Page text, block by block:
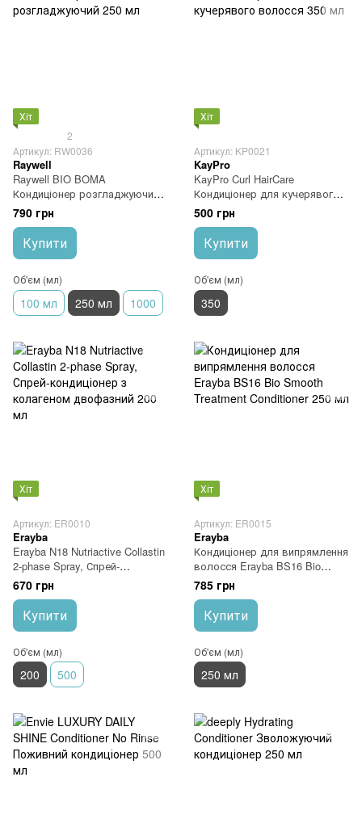
Хіт
2
Артикул: RW0036
Raywell
Raywell BIO BOMA
Кондиціонер розгладжуючий
250 мл
790 грн
Купити
Об'єм (мл)
100 мл 250 мл 1000
Хіт
Артикул: KP0021
KayPro
KayPro Curl HairCare
Кондиціонер для кучерявого
волосся 350 мл
500 грн
Купити
Об'єм (мл)
350
Хіт
Артикул: ER0010
Erayba
Erayba N18 Nutriactive Collastin
2-phase Spray, Спрей-
кондиціонер з колагеном
двофазний 200 мл
670 грн
Купити
Об'єм (мл)
200 500
Хіт
Артикул: ER0015
Erayba
Кондиціонер для випрямлення
волосся Erayba BS16 Bio
Smooth Treatment Conditioner
250 мл
785 грн
Купити
Об'єм (мл)
250 мл